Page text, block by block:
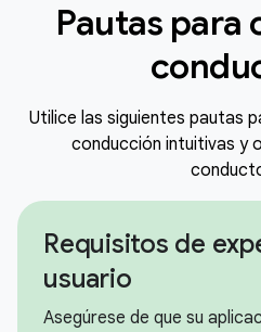
Pautas para
Utilice las siguientes pautas
conducción intuitivas y
Requisitos de
usuario
Asegúrese de que su